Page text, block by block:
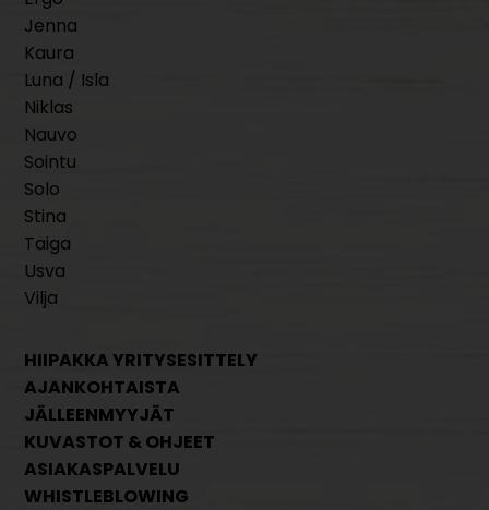
Jenna
Kaura
Luna / Isla
Niklas
Nauvo
Sointu
Solo
Stina
Taiga
Usva
Vilja
HIIPAKKA YRITYSESITTELY
AJANKOHTAISTA
JÄLLEENMYYJÄT
KUVASTOT & OHJEET
ASIAKASPALVELU
WHISTLEBLOWING